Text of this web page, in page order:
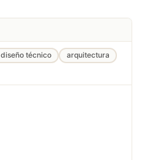
diseño técnico
arquitectura